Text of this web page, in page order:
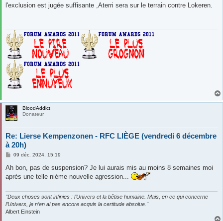
s
l'exclusion est jugée suffisante ,Aterri sera sur le terrain contre Lokeren.
BloodAddict
Donateur
Re: Lierse Kempenzonen - RFC LIÈGE (vendredi 6 décembre
à 20h)
M
s
a
09 déc. 2024, 15:19
Ah bon, pas de suspension? Je lui aurais mis au moins 8 semaines moi
après une telle nième nouvelle agression...
"Deux choses sont infinies : l’Univers et la bêtise humaine. Mais, en ce qui concerne
l’Univers, je n’en ai pas encore acquis la certitude absolue."
Albert Einstein